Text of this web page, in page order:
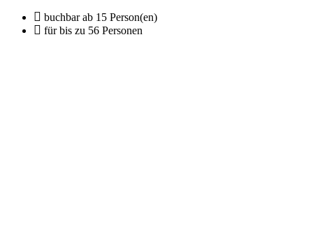
buchbar ab 15 Person(en)
für bis zu 56 Personen